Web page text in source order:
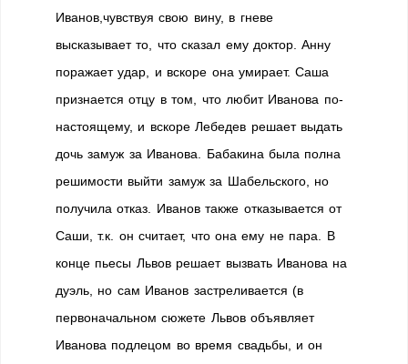
Иванов,чувствуя свою вину, в гневе
высказывает то, что сказал ему доктор. Анну
поражает удар, и вскоре она умирает. Саша
признается отцу в том, что любит Иванова по-
настоящему, и вскоре Лебедев решает выдать
дочь замуж за Иванова. Бабакина была полна
решимости выйти замуж за Шабельского, но
получила отказ. Иванов также отказывается от
Саши, т.к. он считает, что она ему не пара. В
конце пьесы Львов решает вызвать Иванова на
дуэль, но сам Иванов застреливается (в
первоначальном сюжете Львов объявляет
Иванова подлецом во время свадьбы, и он